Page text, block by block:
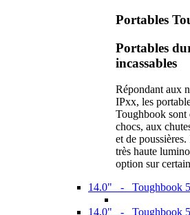
Portables
Portables
incassables
Répondant aux
IPxx, les
Toughbook sont
chocs, aux
et de
très haute
option sur
14.0" - Toughbook
14.0" - Toughbook